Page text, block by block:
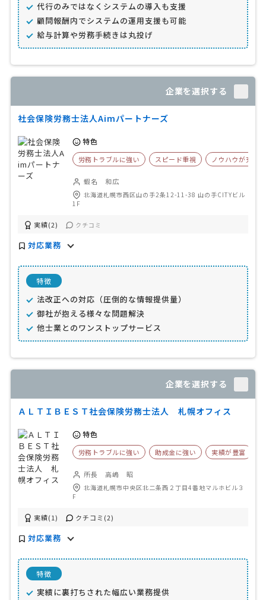
代行のみではなくシステムの導入も支援
顧問報酬内でシステムの運用支援も可能
給与計算や労務手続きは丸投げ
企業を選択する
社会保険労務士法人Aimパートナーズ
特色
労務トラブルに強い スピード重視 ノウハウが充実
蝦名 和広
北海道札幌市西区山の手2条12-11-38 山の手CITYビル
1F
実績(2) クチコミ
対応業務
特徴
法改正への対応（圧倒的な情報提供量）
御社が抱える様々な問題解決
他士業とのワンストップサービス
企業を選択する
ＡＬＴＩＢＥＳＴ社会保険労務士法人 札幌オフィス
特色
労務トラブルに強い 助成金に強い 実績が豊富
所長 高嶋 昭
北海道札幌市中央区北二条西２丁目4番地マルホビル３
F
実績(1) クチコミ(2)
対応業務
特徴
実績に裏打ちされた幅広い業務提供